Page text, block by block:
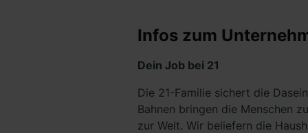
Infos zum
Dein Job bei 21
Die 21-Familie sichert die
Bahnen bringen die Menschen
zur Welt. Wir beliefern die